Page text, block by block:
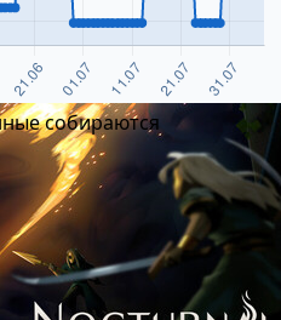
собираются